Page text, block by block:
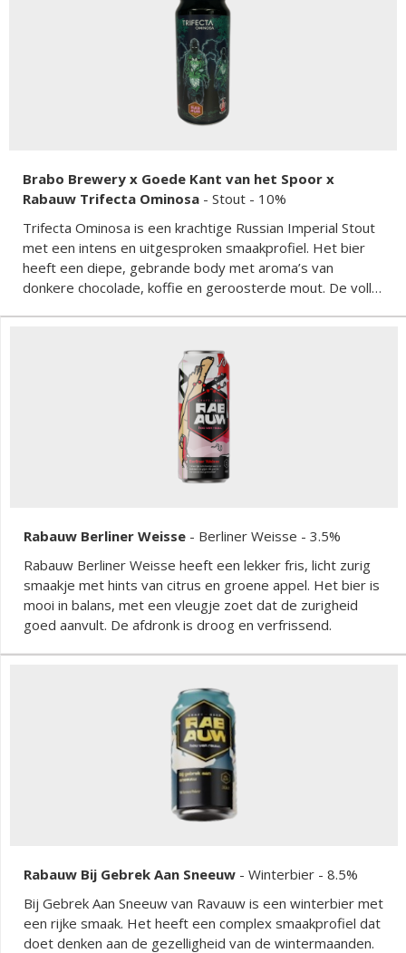
Brabo Brewery x Goede Kant van het Spoor x
Rabauw Trifecta Ominosa - Stout - 10%
Trifecta Ominosa is een krachtige Russian Imperial Stout
met een intens en uitgesproken smaakprofiel. Het bier
heeft een diepe, gebrande body met aroma’s van
donkere chocolade, koffie en geroosterde mout. De volle
afdronk. Dit speciaalbier is rijk, zwaar en perfect voor
liefhebbers van stevige, donkere bieren met karakter. De
samenwerking tussen drie brouwerijen zorgt voor een
uitgebalanceerd, robuust eindresultaat.
Rabauw Berliner Weisse - Berliner Weisse - 3.5%
Rabauw Berliner Weisse heeft een lekker fris, licht zurig
smaakje met hints van citrus en groene appel. Het bier is
mooi in balans, met een vleugje zoet dat de zurigheid
goed aanvult. De afdronk is droog en verfrissend.
Rabauw Bij Gebrek Aan Sneeuw - Winterbier - 8.5%
Bij Gebrek Aan Sneeuw van Ravauw is een winterbier met
een rijke smaak. Het heeft een complex smaakprofiel dat
doet denken aan de gezelligheid van de wintermaanden.